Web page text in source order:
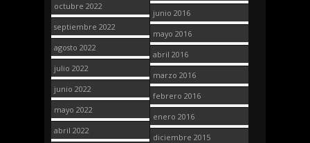
octubre 2022
septiembre 2022
agosto 2022
julio 2022
junio 2022
mayo 2022
abril 2022
junio 2016
mayo 2016
abril 2016
marzo 2016
febrero 2016
enero 2016
diciembre 2015